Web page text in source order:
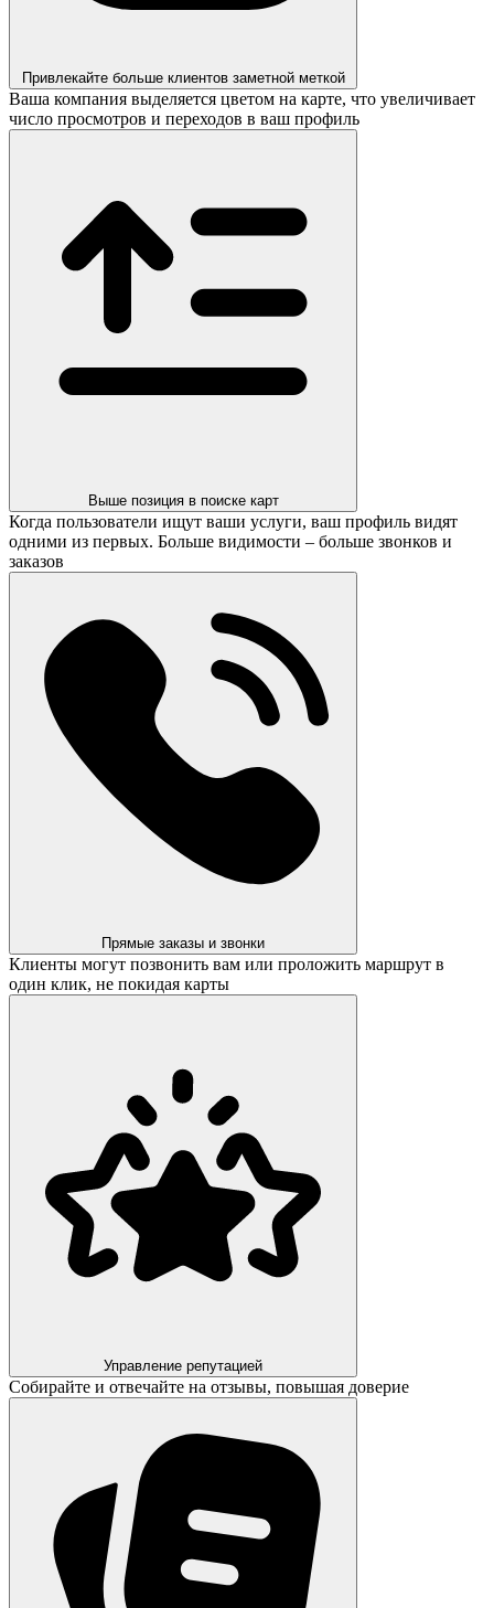
Привлекайте больше клиентов заметной меткой
Ваша компания выделяется цветом на карте, что увеличивает
число просмотров и переходов в ваш профиль
Выше позиция в поиске карт
Когда пользователи ищут ваши услуги, ваш профиль видят
одними из первых. Больше видимости – больше звонков и
заказов
Прямые заказы и звонки
Клиенты могут позвонить вам или проложить маршрут в
один клик, не покидая карты
Управление репутацией
Собирайте и отвечайте на отзывы, повышая доверие